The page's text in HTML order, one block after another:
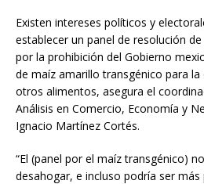
Existen intereses políticos y
establecer un panel de resolución
por la prohibición del Gobierno
de maíz amarillo transgénico para
otros alimentos, asegura el
Análisis en Comercio, Economía y
Ignacio Martínez Cortés.
“El (panel por el maíz transgénico)
desahogar, e incluso podría ser